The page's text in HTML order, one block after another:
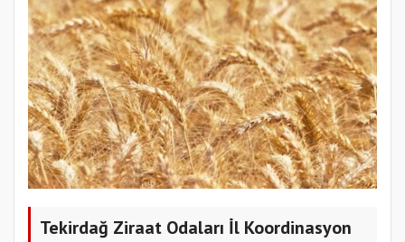
Tekirdağ Ziraat Odaları İl Koordinasyon